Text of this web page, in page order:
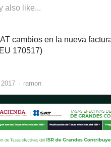
also like...
cambios en la nueva
170517)
Author
ramon